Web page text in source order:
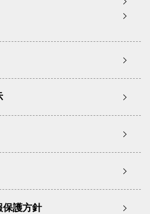
保護方針